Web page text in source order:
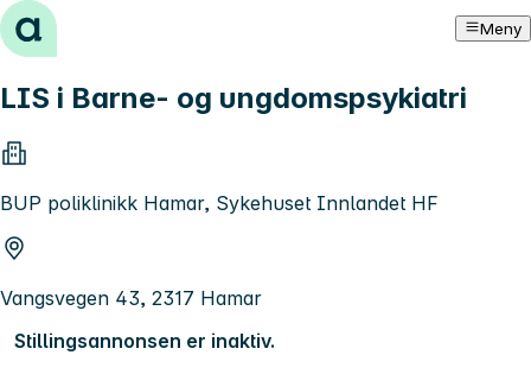
Hopp til innhold Meny
LIS i Barne- og ungdomspsykiatri
BUP poliklinikk Hamar, Sykehuset Innlandet HF
Vangsvegen 43, 2317 Hamar
Stillingsannonsen er inaktiv.